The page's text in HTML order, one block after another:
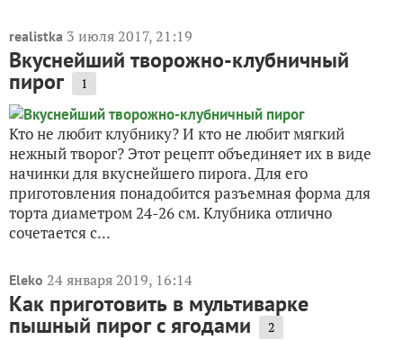
realistka 3 июля 2017, 21:19
Вкуснейший творожно-клубничный
пирог 1
Кто не любит клубнику? И кто не любит мягкий
нежный творог? Этот рецепт объединяет их в виде
начинки для вкуснейшего пирога. Для его
приготовления понадобится разъемная форма для
торта диаметром 24-26 см. Клубника отлично
сочетается с...
Eleko 24 января 2019, 16:14
Как приготовить в мультиварке
пышный пирог с ягодами 2